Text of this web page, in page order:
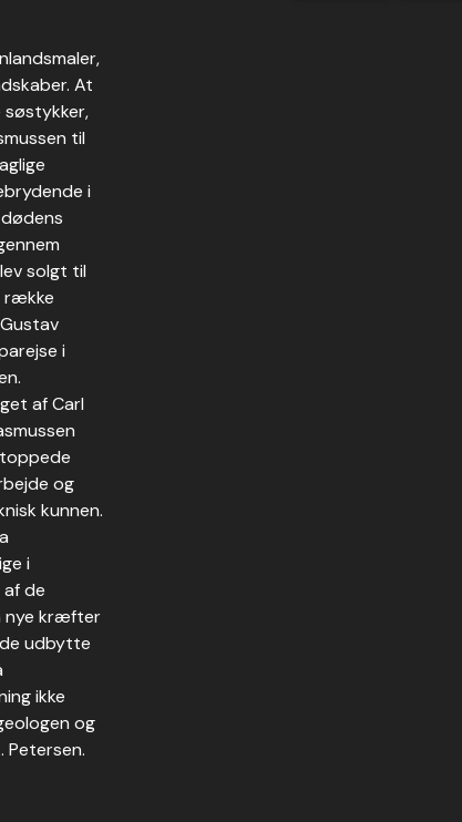
At
søstykker,
til
i
solgt til
række
i
af Carl
og
kunnen.
i
de
nye kræfter
udbytte
ikke
og
Petersen.